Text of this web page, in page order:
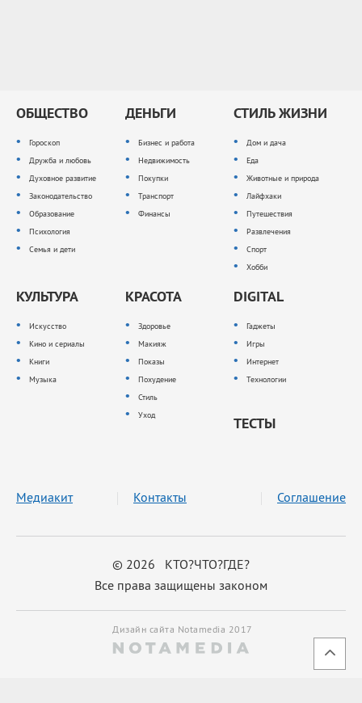
ОБЩЕСТВО
Гороскоп
Дружба и любовь
Духовное развитие
Законодательство
Образование
Психология
Семья и дети
ДЕНЬГИ
Бизнес и работа
Недвижимость
Покупки
Транспорт
Финансы
СТИЛЬ ЖИЗНИ
Дом и дача
Еда
Животные и природа
Лайфхаки
Путешествия
Развлечения
Спорт
Хобби
КУЛЬТУРА
Искусство
Кино и сериалы
Книги
Музыка
КРАСОТА
Здоровье
Макияж
Показы
Похудение
Стиль
Уход
DIGITAL
Гаджеты
Игры
Интернет
Технологии
ТЕСТЫ
© 2026 КТО?ЧТО?ГДЕ?
Все права защищены законом
Медиакит Контакты Соглашение
Дизайн сайта Notamedia 2017